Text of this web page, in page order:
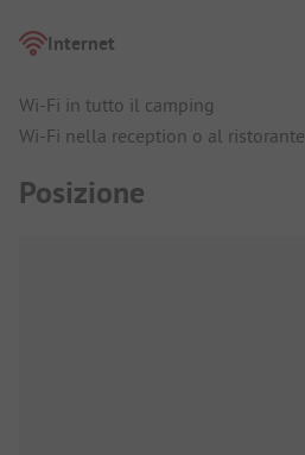
Internet
Wi-Fi in tutto il camping
Wi-Fi nella reception o al ristorante
Posizione